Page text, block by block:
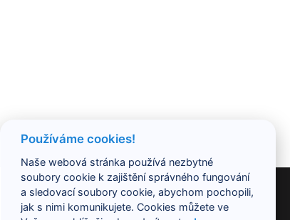
KONTAKT
Používáme cookies!
Naše webová stránka používá nezbytné
soubory cookie k zajištění správného fungování
a sledovací soubory cookie, abychom pochopili,
jak s nimi komunikujete. Cookies můžete ve